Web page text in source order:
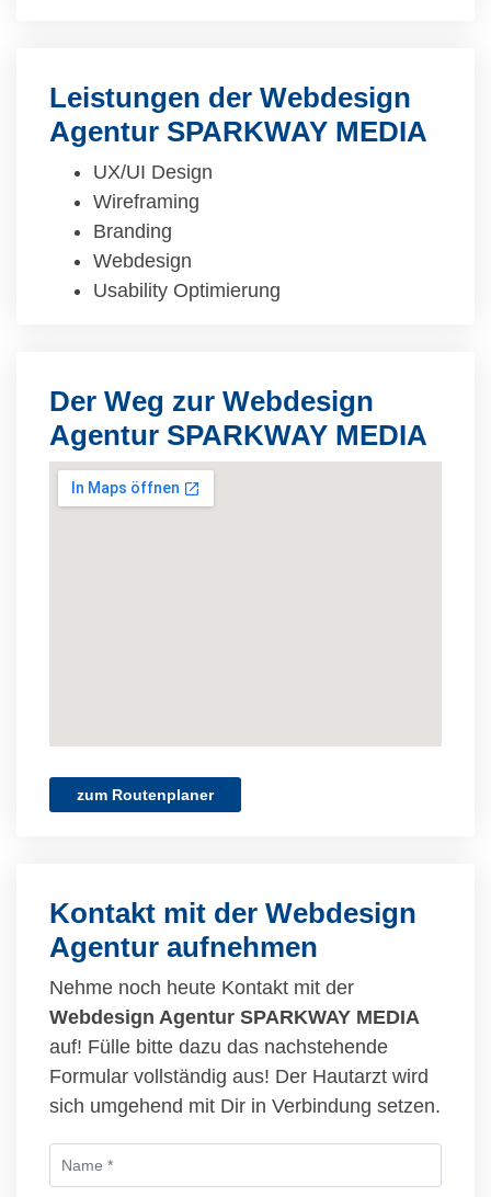
Leistungen der Webdesign
Agentur SPARKWAY MEDIA
UX/UI Design
Wireframing
Branding
Webdesign
Usability Optimierung
Der Weg zur Webdesign
Agentur SPARKWAY MEDIA
zum Routenplaner
Kontakt mit der Webdesign
Agentur aufnehmen
Nehme noch heute Kontakt mit der
Webdesign Agentur SPARKWAY MEDIA
auf! Fülle bitte dazu das nachstehende
Formular vollständig aus! Der Hautarzt wird
sich umgehend mit Dir in Verbindung setzen.